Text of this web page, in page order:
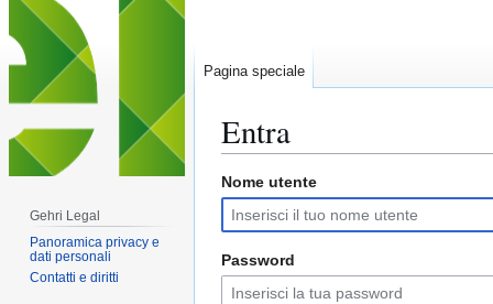
Entra
Vai
alla
navigazione
Vai
alla
ricerca
Nome utente
Password
Pagina speciale
Gehri Legal
Panoramica privacy e
dati personali
Contatti e diritti